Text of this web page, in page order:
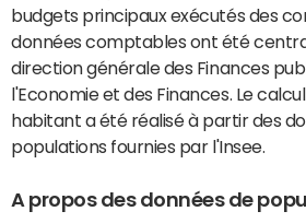
budgets principaux exécutés des
données comptables ont été
direction générale des Finances
l'Economie et des Finances. Le
habitant a été réalisé à partir des
populations fournies par l'Insee.
A propos des données de